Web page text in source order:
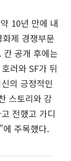
10년 만에 내
제 경쟁부문
칸 공개 후에는
러와 SF가 뒤
의 긍정적인
스토리와 강
전했고 가디
에 주목했다.